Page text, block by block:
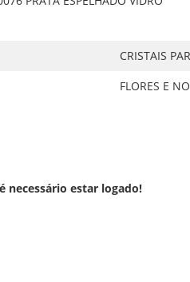
CRISTAIS
FLORES E
necessário estar logado!